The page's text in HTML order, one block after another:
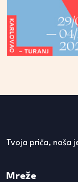
Tvoja priča, naša
Mreže